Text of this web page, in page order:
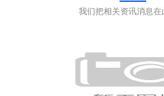
我们把相关资讯消息在